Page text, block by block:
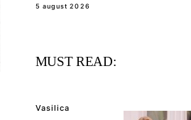
5 august 2026
MUST READ:
Vasilica